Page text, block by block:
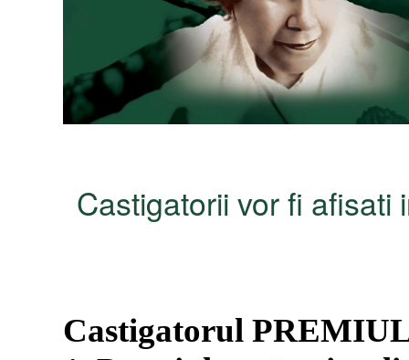
Castigatorii vor fi
Castigatorul